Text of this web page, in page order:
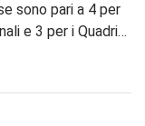
sono pari a 4 per
e 3 per i Quadri…